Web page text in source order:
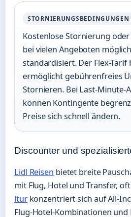
STORNIERUNGSBEDINGUNGEN
Kostenlose Stornierung
bei vielen Angeboten
standardisiert. Der Flex-Tarif
ermöglicht gebührenfreies
Stornieren. Bei Last-Minute-
können Kontingente
Preise sich schnell ändern.
Discounter und
Lidl Reisen bietet breite
mit Flug, Hotel und Transfer,
lturkonzentriert sich auf All-
Flug-Hotel-Kombinationen und